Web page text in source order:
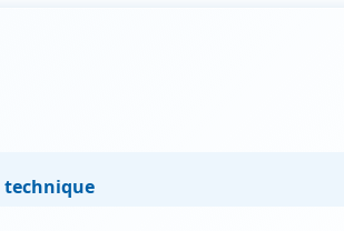
technique